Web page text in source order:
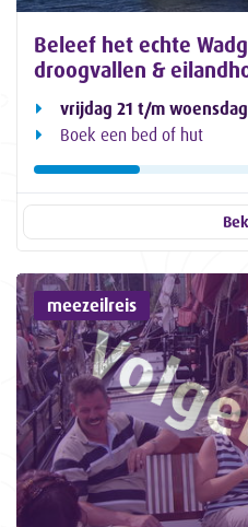
Beleef het echte
droogvallen &
vrijdag 21 t/m
Boek een bed of hut
meezeilreis